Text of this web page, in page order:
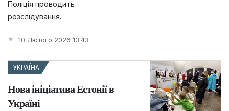
Поліція проводить
розслідування.
10 Лютого 2026 13:43
УКРАЇНА
Нова ініціатива Естонії в
Україні